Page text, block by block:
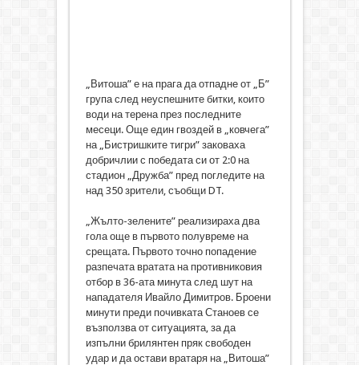
„Витоша” е на прага да отпадне от „Б”
група след неуспешните битки, които
води на терена през последните
месеци. Още един гвоздей в „ковчега”
на „Бистришките тигри” заковаха
добричлии с победата си от 2:0 на
стадион „Дружба” пред погледите на
над 350 зрители, съобщи DT.
„Жълто-зелените” реализираха два
гола още в първото полувреме на
срещата. Първото точно попадение
разпечата вратата на противниковия
отбор в 36-ата минута след шут на
нападателя Ивайло Димитров. Броени
минути преди почивката Станоев се
възползва от ситуацията, за да
изпълни брилянтен пряк свободен
удар и да остави вратаря на „Витоша”